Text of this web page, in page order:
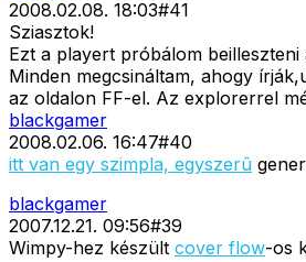
2008.02.08. 18:03#41
Sziasztok!
Ezt a playert próbálom beilleszteni
Minden megcsináltam, ahogy
az oldalon FF-el. Az explorerrel
blackgamer
2008.02.06. 16:47#40
itt van egy szimpla, egyszerû
blackgamer
2007.12.21. 09:56#39
Wimpy-hez készült cover flow-os